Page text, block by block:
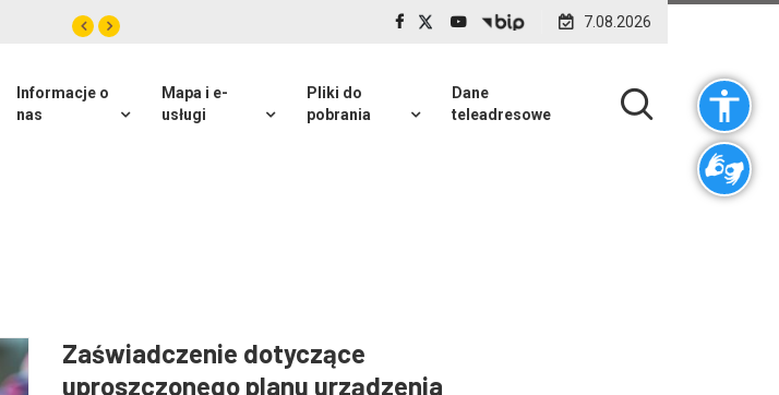
7.08.2026
Informacje o
nas
Mapa i e-
usługi
Pliki do
pobrania
Dane
teleadresowe
Zaświadczenie dotyczące
uproszczonego planu urządzenia